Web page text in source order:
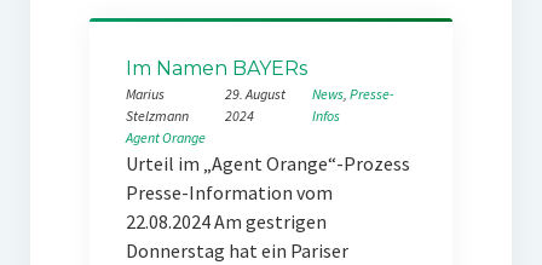
Im Namen BAYERs
Marius
Stelzmann
29. August
2024
News, Presse-
Infos
Agent Orange
Urteil im „Agent Orange“-Prozess
Presse-Information vom
22.08.2024 Am gestrigen
Donnerstag hat ein Pariser